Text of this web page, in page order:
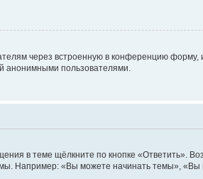
через встроенную в конференцию форму,
анонимными пользователями.
в теме щёлкните по кнопке «Ответить».
Например: «Вы можете начинать темы», «Вы